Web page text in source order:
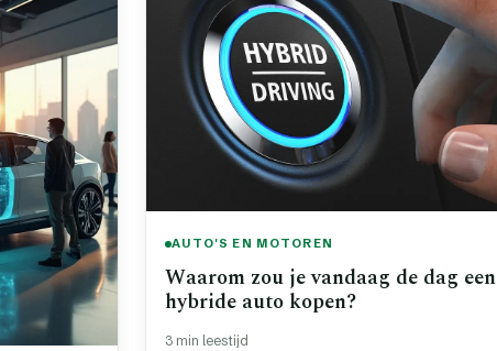
AUTO'S EN MOTOREN
Waarom zou je vandaag de dag een
hybride auto kopen?
3 min leestijd